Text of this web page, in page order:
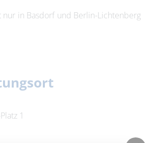
nur in Basdorf und Berlin-Lichtenberg
1